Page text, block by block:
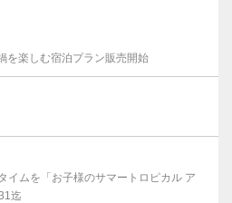
を楽しむ宿泊プラン販売開始
イムを「お子様のサマートロピカル ア
迄